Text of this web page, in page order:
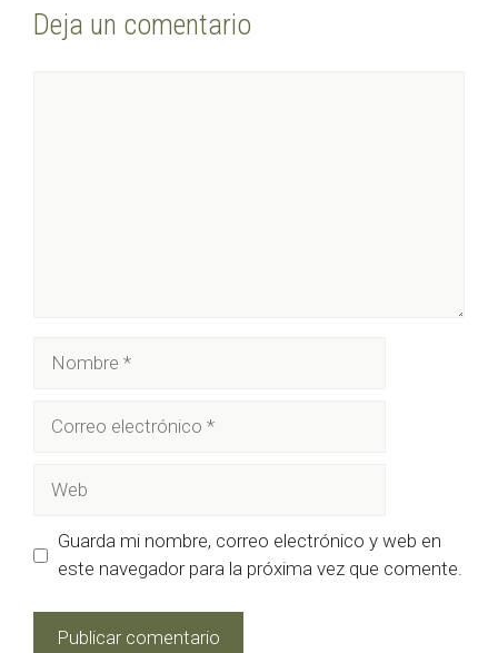
Deja un comentario
Guarda mi nombre, correo electrónico y web en
este navegador para la próxima vez que comente.